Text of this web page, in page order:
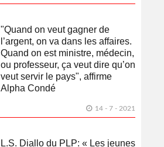
"Quand on veut gagner de
l’argent, on va dans les affaires.
Quand on est ministre, médecin,
ou professeur, ça veut dire qu’on
veut servir le pays", affirme
Alpha Condé
14 - 7 - 2021
L.S. Diallo du PLP: « Les jeunes